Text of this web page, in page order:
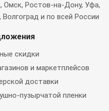
Омск, Ростов-на-Дону, Уфа,
и по всей России
скидки
и маркетплейсов
доставки
пузырчатой пленки